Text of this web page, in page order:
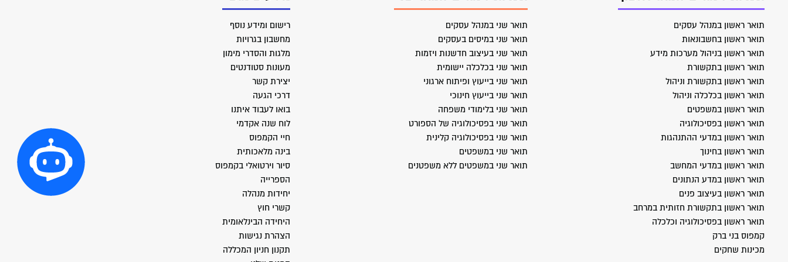
תואר ראשון במנהל עסקים
תואר ראשון בחשבונאות
תואר ראשון בניהול מערכות מידע
תואר ראשון בתקשורת
תואר ראשון בתקשורת וניהול
תואר ראשון בכלכלה וניהול
תואר ראשון במשפטים
תואר ראשון בפסיכולוגיה
תואר ראשון במדעי ההתנהגות
תואר ראשון בחינוך
תואר ראשון במדעי המחשב
תואר ראשון במדע הנתונים
תואר ראשון בעיצוב פנים
תואר ראשון בתקשורת חזותית במרחב
תואר ראשון בפסיכולוגיה וכלכלה
קמפוס בני ברק
מכינות שחקים
תואר שני במנהל עסקים
תואר שני במיסים בעסקים
תואר שני בעיצוב חדשנות ויזמות
תואר שני בכלכלה יישומית
תואר שני בייעוץ ופיתוח ארגוני
תואר שני בייעוץ חינוכי
תואר שני בלימודי משפחה
תואר שני בפסיכולוגיה של הספורט
תואר שני בפסיכולוגיה קלינית
תואר שני במשפטים
תואר שני במשפטים ללא משפטנים
רישום ומידע נוסף
מחשבון בגרויות
מלגות והסדרי מימון
מעונות סטודנטים
יצירת קשר
דרכי הגעה
בואו לעבוד איתנו
לוח שנה אקדמי
חיי הקמפוס
בינה מלאכותית
סיור וירטואלי בקמפוס
הספרייה
יחידות מנהלה
קשרי חוץ
היחידה הבינלאומית
הצהרת נגישות
תקנון חניון המכללה